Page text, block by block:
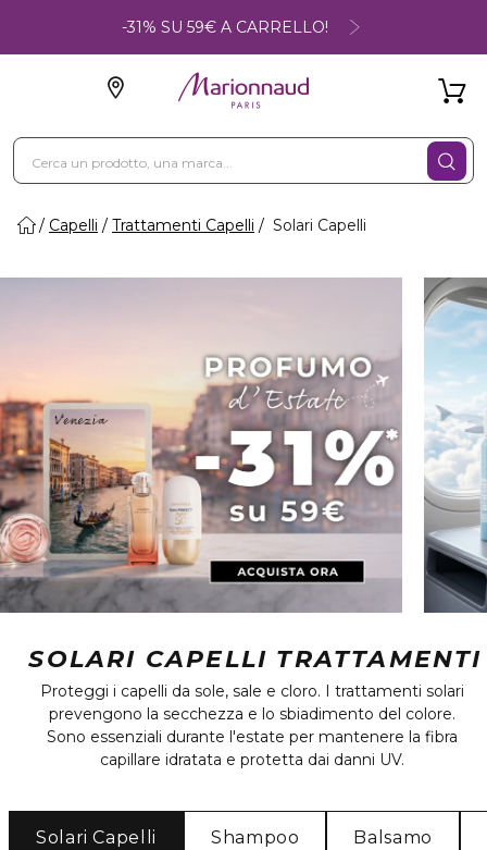
-31% SU 59€ A CARRELLO!
Capelli Trattamenti Capelli Solari Capelli
SOLARI CAPELLI TRATTAMENTI
Proteggi i capelli da sole, sale e cloro. I trattamenti solari
prevengono la secchezza e lo sbiadimento del colore.
Sono essenziali durante l'estate per mantenere la fibra
capillare idratata e protetta dai danni UV.
Solari Capelli Shampoo Balsamo